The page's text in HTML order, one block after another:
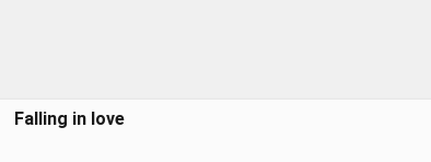
Falling in love